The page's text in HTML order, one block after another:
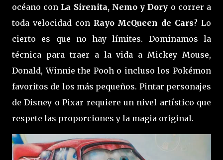
océano con La Sirenita, Nemo y Dory o correr a
toda velocidad con Rayo McQueen de Cars? Lo
cierto es que no hay límites. Dominamos la
técnica para traer a la vida a Mickey Mouse,
Donald, Winnie the Pooh o incluso los Pokémon
favoritos de los más pequeños. Pintar personajes
de Disney o Pixar requiere un nivel artístico que
respete las proporciones y la magia original.